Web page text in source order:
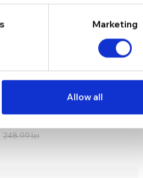
Marketing
Allow all
Cercei din argint Manissi Bold
Clover Stud Gold
248,99lei